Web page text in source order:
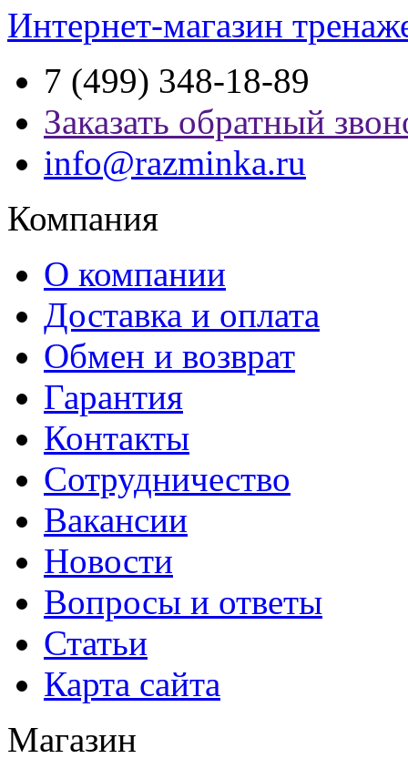
Интернет-магазин
7 (499) 348-18-89
Заказать обратный
info@razminka.ru
Компания
О компании
Доставка и оплата
Обмен и возврат
Гарантия
Контакты
Сотрудничество
Вакансии
Новости
Вопросы и ответы
Статьи
Карта сайта
Магазин